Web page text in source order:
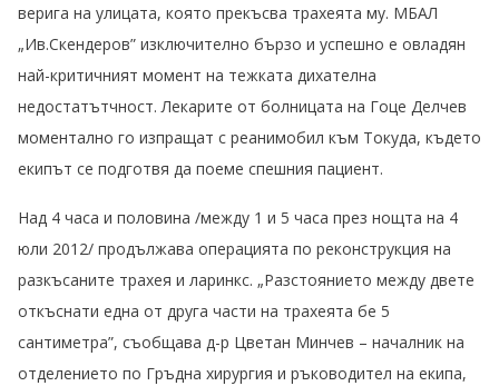
верига на улицата, която прекъсва трахеята му. МБАЛ
„Ив.Скендеров” изключително бързо и успешно е овладян
най-критичният момент на тежката дихателна
недостатътчност. Лекарите от болницата на Гоце Делчев
моментално го изпращат с реанимобил към Токуда, където
екипът се подготвя да поеме спешния пациент.
Над 4 часа и половина /между 1 и 5 часа през нощта на 4
юли 2012/ продължава операцията по реконструкция на
разкъсаните трахея и ларинкс. „Разстоянието между двете
откъснати една от друга части на трахеята бе 5
сантиметра”, съобщава д-р Цветан Минчев – началник на
отделението по Гръдна хирургия и ръководител на екипа,